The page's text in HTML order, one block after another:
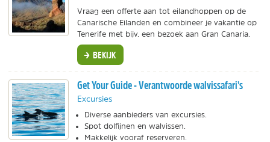
Vraag een offerte aan tot eilandhoppen op de
Canarische Eilanden en combineer je vakantie op
Tenerife met bijv. een bezoek aan Gran Canaria.
BEKIJK
Get Your Guide - Verantwoorde walvissafari's
Excursies
Diverse aanbieders van excursies.
Spot dolfijnen en walvissen.
Makkelijk vooraf reserveren.